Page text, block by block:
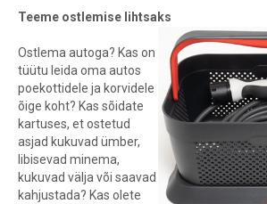
Teeme ostlemise lihtsaks
Ostlema autoga? Kas on
tüütu leida oma autos
poekottidele ja korvidele
õige koht? Kas sõidate
kartuses, et ostetud
asjad kukuvad ümber,
libisevad minema,
kukuvad välja või saavad
kahjustada? Kas olete